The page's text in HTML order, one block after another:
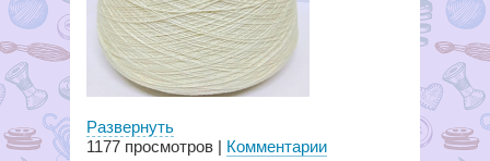
Развернуть
1177 просмотров | Комментарии